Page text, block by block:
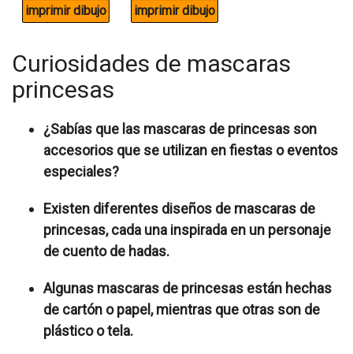
Curiosidades de mascaras
princesas
¿Sabías que las mascaras de princesas son
accesorios que se utilizan en fiestas o eventos
especiales?
Existen diferentes diseños de mascaras de
princesas, cada una inspirada en un personaje
de cuento de hadas.
Algunas mascaras de princesas están hechas
de cartón o papel, mientras que otras son de
plástico o tela.